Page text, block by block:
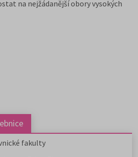
na nejžádanější obory vysokých
fakulty